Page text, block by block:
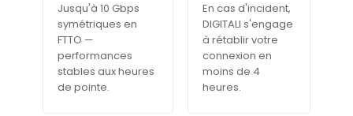
Jusqu'à 10 Gbps
symétriques en
FTTO —
performances
stables aux heures
de pointe.
En cas d'incident,
DIGITALI s'engage
à rétablir votre
connexion en
moins de 4
heures.